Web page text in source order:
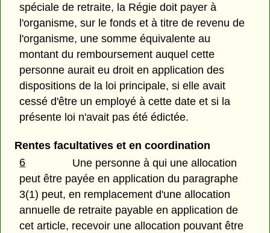
spéciale de retraite, la Régie doit payer à
l'organisme, sur le fonds et à titre de revenu de
l'organisme, une somme équivalente au
montant du remboursement auquel cette
personne aurait eu droit en application des
dispositions de la loi principale, si elle avait
cessé d'être un employé à cette date et si la
présente loi n'avait pas été édictée.
Rentes facultatives et en coordination
6
Une personne à qui une allocation
peut être payée en application du paragraphe
3(1) peut, en remplacement d'une allocation
annuelle de retraite payable en application de
cet article, recevoir une allocation pouvant être